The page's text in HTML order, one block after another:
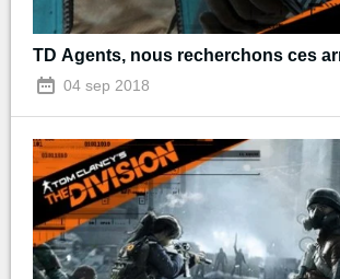
TD Agents, nous recherchons ces
04 sep 2018